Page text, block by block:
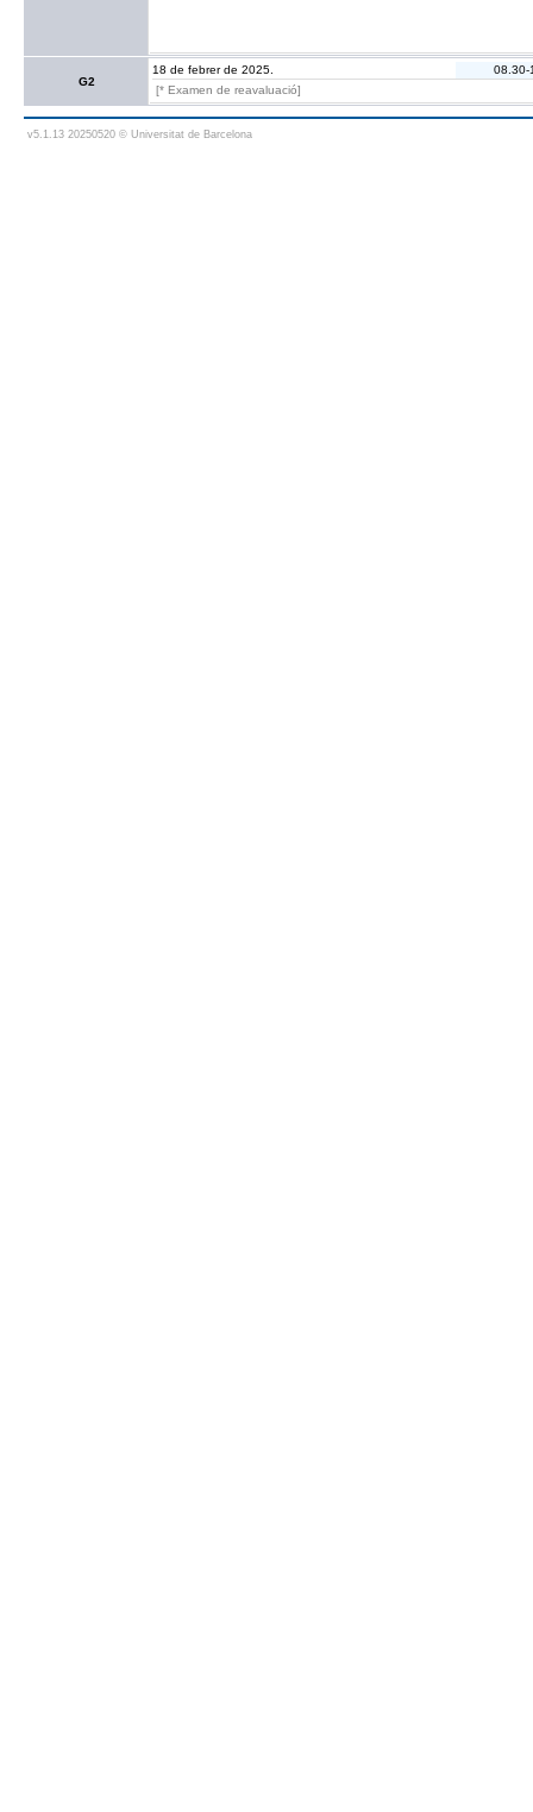
G2
18 de febrer de 2025.
08.30-
[* Examen de reavaluació]
v5.1.13 20250520 © Universitat de Barcelona